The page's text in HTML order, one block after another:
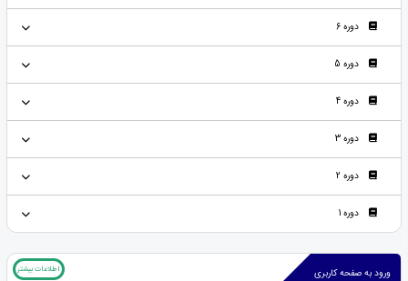
دوره 6
دوره 5
دوره 4
دوره 3
دوره 2
دوره 1
ورود به صفحه کاربری اطلاعات بیشتر